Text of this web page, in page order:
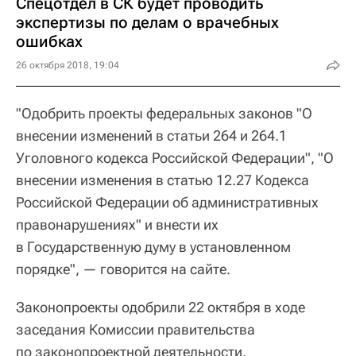
экспертизы по делам о врачебных
ошибках
26 октября 2018, 19:04
"Одобрить проекты федеральных законов "О
внесении изменений в статьи 264 и 264.1
Уголовного кодекса Российской Федерации", "О
внесении изменения в статью 12.27 Кодекса
Российской Федерации об административных
правонарушениях" и внести их
в Государственную думу в установленном
порядке", — говорится на сайте.
Законопроекты одобрили 22 октября в ходе
заседания Комиссии правительства
по законопроектной деятельности.